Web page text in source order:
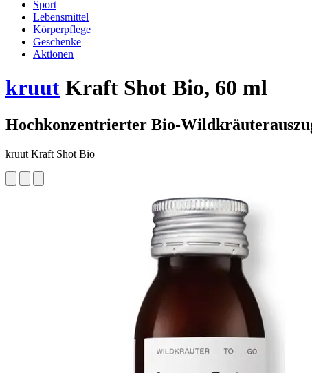
Sport
Lebensmittel
Körperpflege
Geschenke
Aktionen
kruut Kraft Shot Bio, 60 ml
Hochkonzentrierter Bio-
kruut Kraft Shot Bio